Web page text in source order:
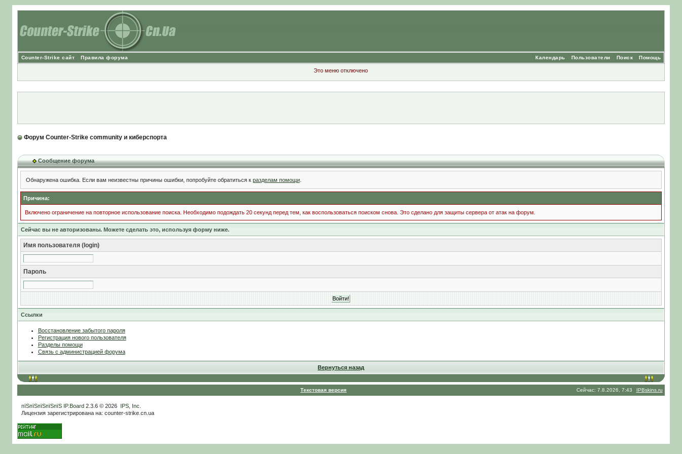
Counter-Strike сайт Правила форума Помощь
Поиск
Пользователи
Календарь
Это меню отключено
Форум Counter-Strike community и киберспорта
Сообщение форума
Обнаружена ошибка. Если вам неизвестны причины ошибки, попробуйте обратиться к разделам помощи.
Причина:
Включено ограничение на повторное использование поиска. Необходимо подождать 20 секунд перед тем, как воспользоваться поиском снова. Это сделано для защиты сервера от атак на форум.
Сейчас вы не авторизованы. Можете сделать это, используя форму ниже.
Имя пользователя (login)
Пароль
Ссылки
Восстановление забытого пароля
Регистрация нового пользователя
Разделы помощи
Связь с администрацией форума
Вернуться назад
Текстовая версия Сейчас: 7.8.2026, 7:43 IPBskins.ru
пїЅпїЅпїЅпїЅпїЅ IP.Board2.3.6 © 2026 IPS, Inc
Лицензия зарегистрирована на: counter-strike.cn.ua